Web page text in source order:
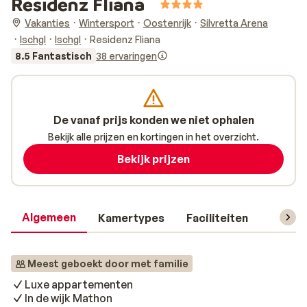
Vakanties Wintersport Oostenrijk
Silvretta Arena
Ischgl
Ischgl
Residenz Fliana
8.5 Fantastisch 38 ervaringen
Algemeen Kamertypes Faciliteiten
Meest geboekt door met familie
Luxe appartementen
In de wijk Mathon
De vanaf prijs konden we niet ophalen
Bekijk alle prijzen en kortingen in het overzicht.
Bekijk prijzen